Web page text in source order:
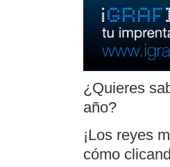
¿Quieres
año?
¡Los reyes
cómo